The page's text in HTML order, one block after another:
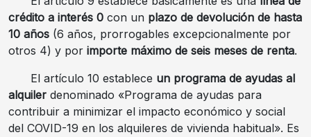
crédito a interés 0 con un plazo de devolución de hasta
10 años (6 años, prorrogables excepcionalmente por
otros 4) y por importe máximo de seis meses de renta.
El artículo 10 establece un programa de ayudas al
alquiler denominado «Programa de ayudas para
contribuir a minimizar el impacto económico y social
del COVID-19 en los alquileres de vivienda habitual». Es